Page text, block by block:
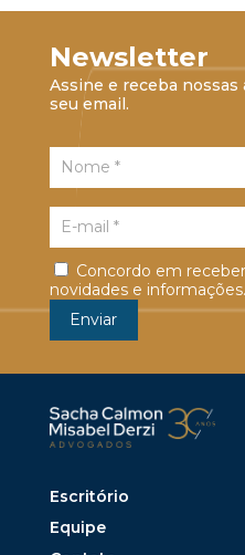
Newsletter
Assine e receba
seu email.
Concordo em
novidades e informações.
Escritório
Equipe